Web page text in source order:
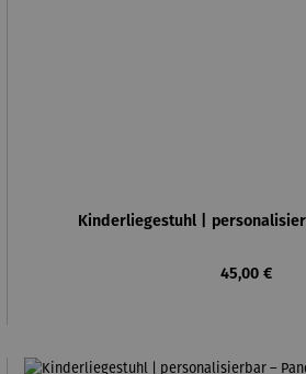
Kinderliegestuhl |
Regulärer
45,00 €